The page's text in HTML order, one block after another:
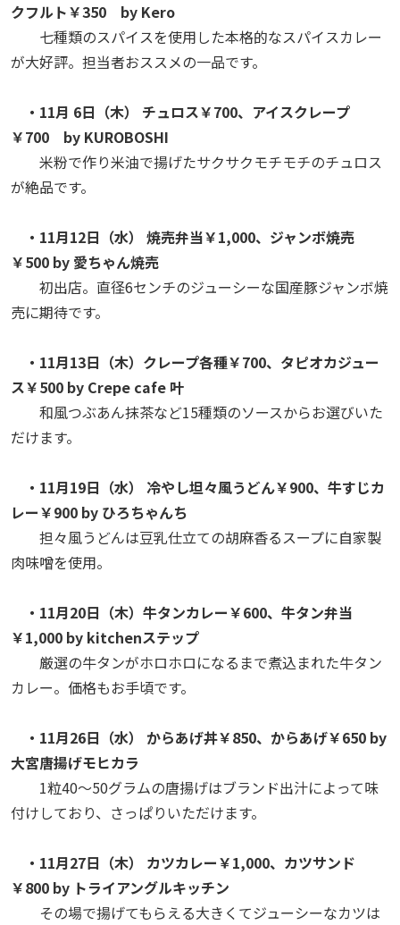
クフルト￥350 by Kero
七種類のスパイスを使用した本格的なスパイスカレー
が大好評。担当者おススメの一品です。
・11月 6日（木） チュロス￥700、アイスクレープ
￥700 by KUROBOSHI
米粉で作り米油で揚げたサクサクモチモチのチュロス
が絶品です。
・11月12日（水） 焼売弁当￥1,000、ジャンボ焼売
￥500 by 愛ちゃん焼売
初出店。直径6センチのジューシーな国産豚ジャンボ焼
売に期待です。
・11月13日（木）クレープ各種￥700、タピオカジュー
ス￥500 by Crepe cafe 叶
和風つぶあん抹茶など15種類のソースからお選びいた
だけます。
・11月19日（水） 冷やし坦々風うどん￥900、牛すじカ
レー￥900 by ひろちゃんち
担々風うどんは豆乳仕立ての胡麻香るスープに自家製
肉味噌を使用。
・11月20日（木）牛タンカレー￥600、牛タン弁当
￥1,000 by kitchenステップ
厳選の牛タンがホロホロになるまで煮込まれた牛タン
カレー。価格もお手頃です。
・11月26日（水） からあげ丼￥850、からあげ￥650 by
大宮唐揚げモヒカラ
1粒40〜50グラムの唐揚げはブランド出汁によって味
付けしており、さっぱりいただけます。
・11月27日（木） カツカレー￥1,000、カツサンド
￥800 by トライアングルキッチン
その場で揚げてもらえる大きくてジューシーなカツは